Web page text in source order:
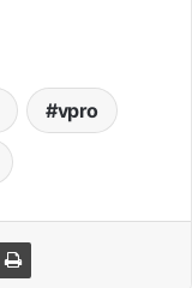
vpro